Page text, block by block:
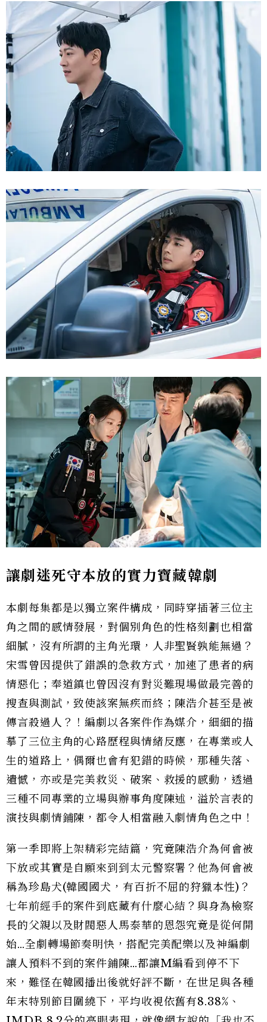
讓劇迷死守本放的實力寶藏韓劇
本劇每集都是以獨立案件構成，同時穿插著三位主
角之間的感情發展，對個別角色的性格刻劃也相當
細膩，沒有所謂的主角光環，人非聖賢孰能無過？
宋雪曾因提供了錯誤的急救方式，加速了患者的病
情惡化；奉道鎮也曾因沒有對災難現場做最完善的
搜查與測試，致使該案無疾而終；陳浩介甚至是被
傳言殺過人？！編劇以各案件作為媒介，細細的描
摹了三位主角的心路歷程與情緒反應，在專業或人
生的道路上，偶爾也會有犯錯的時候，那種失落、
遺憾，亦或是完美救災、破案、救援的感動，透過
三種不同專業的立場與辦事角度陳述，溢於言表的
演技與劇情鋪陳，都令人相當融入劇情角色之中！
第一季即將上架精彩完結篇，究竟陳浩介為何會被
下放或其實是自願來到到太元警察署？他為何會被
稱為珍島犬(韓國國犬，有百折不屈的狩獵本性)？
七年前經手的案件到底藏有什麼心結？與身為檢察
長的父親以及財閥惡人馬泰華的恩怨究竟是從何開
始…全劇轉場節奏明快，搭配完美配樂以及神編劇
讓人預料不到的案件鋪陳…都讓M編看到停不下
來，難怪在韓國播出後就好評不斷，在世足與各種
年末特別節目圍繞下，平均收視依舊有8.38%、